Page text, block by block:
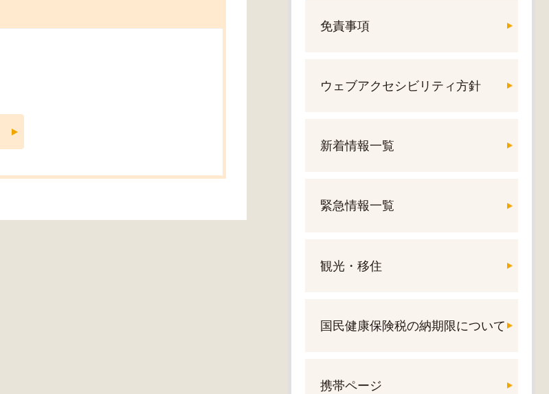
免責事項
ウェブアクセシビリティ方針
新着情報一覧
緊急情報一覧
観光・移住
国民健康保険税の納期限について
携帯ページ